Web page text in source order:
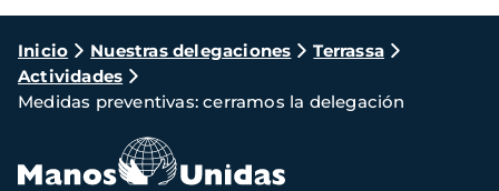
Ruta
de
navegación
Inicio Nuestras delegaciones
Terrassa
Actividades
Medidas preventivas: cerramos la delegación